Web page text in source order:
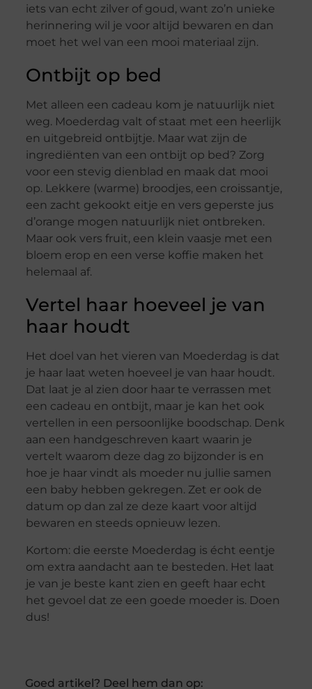
iets van echt zilver of goud, want zo’n unieke
herinnering wil je voor altijd bewaren en dan
moet het wel van een mooi materiaal zijn.
Ontbijt op bed
Met alleen een cadeau kom je natuurlijk niet
weg. Moederdag valt of staat met een heerlijk
en uitgebreid ontbijtje. Maar wat zijn de
ingrediënten van een ontbijt op bed? Zorg
voor een stevig dienblad en maak dat mooi
op. Lekkere (warme) broodjes, een croissantje,
een zacht gekookt eitje en vers geperste jus
d’orange mogen natuurlijk niet ontbreken.
Maar ook vers fruit, een klein vaasje met een
bloem erop en een verse koffie maken het
helemaal af.
Vertel haar hoeveel je van
haar houdt
Het doel van het vieren van Moederdag is dat
je haar laat weten hoeveel je van haar houdt.
Dat laat je al zien door haar te verrassen met
een cadeau en ontbijt, maar je kan het ook
vertellen in een persoonlijke boodschap. Denk
aan een handgeschreven kaart waarin je
vertelt waarom deze dag zo bijzonder is en
hoe je haar vindt als moeder nu jullie samen
een baby hebben gekregen. Zet er ook de
datum op dan zal ze deze kaart voor altijd
bewaren en steeds opnieuw lezen.
Kortom: die eerste Moederdag is écht eentje
om extra aandacht aan te besteden. Het laat
je van je beste kant zien en geeft haar echt
het gevoel dat ze een goede moeder is. Doen
dus!
Goed artikel? Deel hem dan op: